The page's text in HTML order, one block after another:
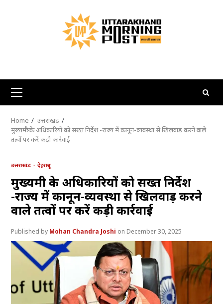
Primary
Menu
Home
उत्तराखंड
मुख्यमंत्री के अधिकारियों को सख्त निर्देश -राज्य में कानून-व्यवस्था से खिलवाड़ करने वाले
तत्वों पर करें कड़ी कार्रवाई
उत्तराखंड देहरादून
मुख्यमंत्री के अधिकारियों को सख्त निर्देश
-राज्य में कानून-व्यवस्था से खिलवाड़ करने
वाले तत्वों पर करें कड़ी कार्रवाई
Mohan Chandra Joshi December 30, 2025